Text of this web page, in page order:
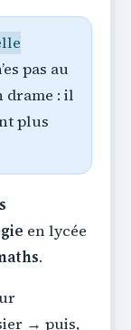
pas au
drame : il
plus
en lycée
.
→ puis,